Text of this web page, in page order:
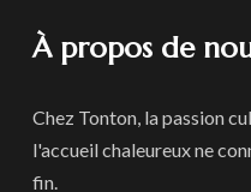
À propos de
Chez Tonton, la passion
l'accueil chaleureux ne
fin.